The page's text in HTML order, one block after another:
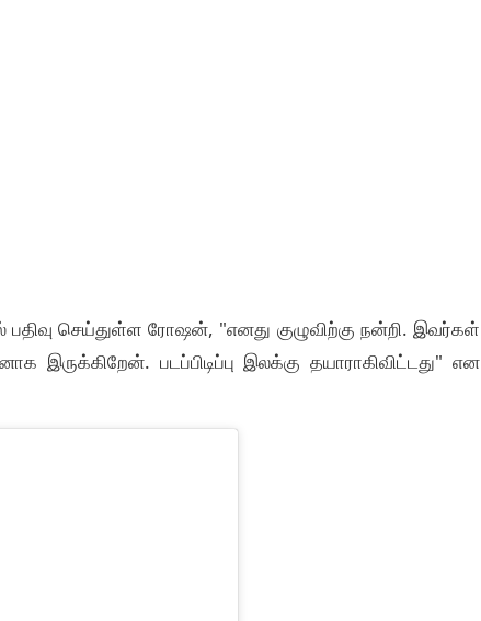
பதிவு செய்துள்ள ரோஷன், "எனது குழுவிற்கு நன்றி. இவர்கள்
இருக்கிறேன். படப்பிடிப்பு இலக்கு தயாராகிவிட்டது" என